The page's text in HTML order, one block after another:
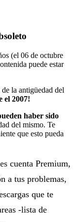
(el 06 de octubre
puede estar
la antigüedad del
el 2007!
haber sido
del mismo. Te
que esto pueda
cuenta Premium,
a tus problemas,
que te
-lista de